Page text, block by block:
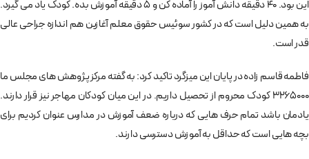
این بود. 40 دقیقه دانش آموز را آماده کن و 5 دقیقه آموزش بده. کودک یاد می گیرد.
به همین دلیل است که در کشور سوئیس حقوق معلم آغازین هم اندازه جراحی عالی
قدر است.
فاطمه قاسم زاده در پایان این میزگرد تاکید کرد: به گفته مرکز پژوهش های مجلس ما
3265000 کودک محروم از تحصیل داریم. در این میان کودکان مهاجر نیز قرار دارند.
یادمان باشد تمام حرف هایی که درباره ضعف آموزش در مدارس عنوان کردیم برای
بچه هایی است که حداقل به آموزش دسترسی دارند.